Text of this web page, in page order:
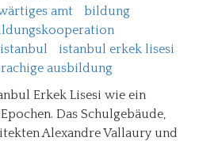
amt
bildung
istanbul
istanbul erkek lisesi
ausbildung
Erkek Lisesi wie ein
Das Schulgebäude,
Alexandre Vallaury und